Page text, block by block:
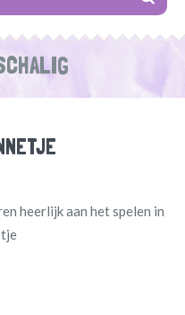
heerlijk aan het spelen in